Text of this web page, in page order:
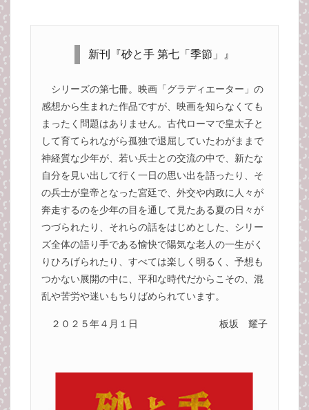
新刊『砂と手 第七「季節」』
シリーズの第七冊。映画「グラディエーター」の
感想から生まれた作品ですが、映画を知らなくても
まったく問題はありません。古代ローマで皇太子と
して育てられながら孤独で退屈していたわがままで
神経質な少年が、若い兵士との交流の中で、新たな
自分を見い出して行く一日の思い出を語ったり、そ
の兵士が皇帝となった宮廷で、外交や内政に人々が
奔走するのを少年の目を通して見たある夏の日々が
つづられたり、それらの話をはじめとした、シリー
ズ全体の語り手である愉快で陽気な老人の一生がく
りひろげられたり、すべては楽しく明るく、予想も
つかない展開の中に、平和な時代だからこその、混
乱や苦労や迷いもちりばめられています。
２０２５年４月１日 板坂 耀子